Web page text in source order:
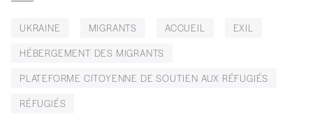
Par numéro
UKRAINE MIGRANTS ACCUEIL
EXIL
HÉBERGEMENT DES MIGRANTS
PLATEFORME CITOYENNE DE SOUTIEN AUX RÉFUGIÉS
RÉFUGIÉS